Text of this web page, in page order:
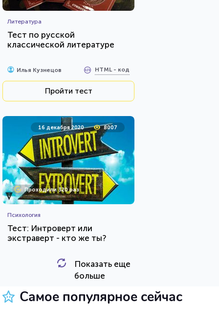
Литература
Тест по русской
классической литературе
Илья Кузнецов HTML - код
Пройти тест
16 декабря 2020 8007
Проходили 320 раз
Психология
Тест: Интроверт или
экстраверт - кто же ты?
HTML - код
Показать еще
больше
Самое популярное сейчас